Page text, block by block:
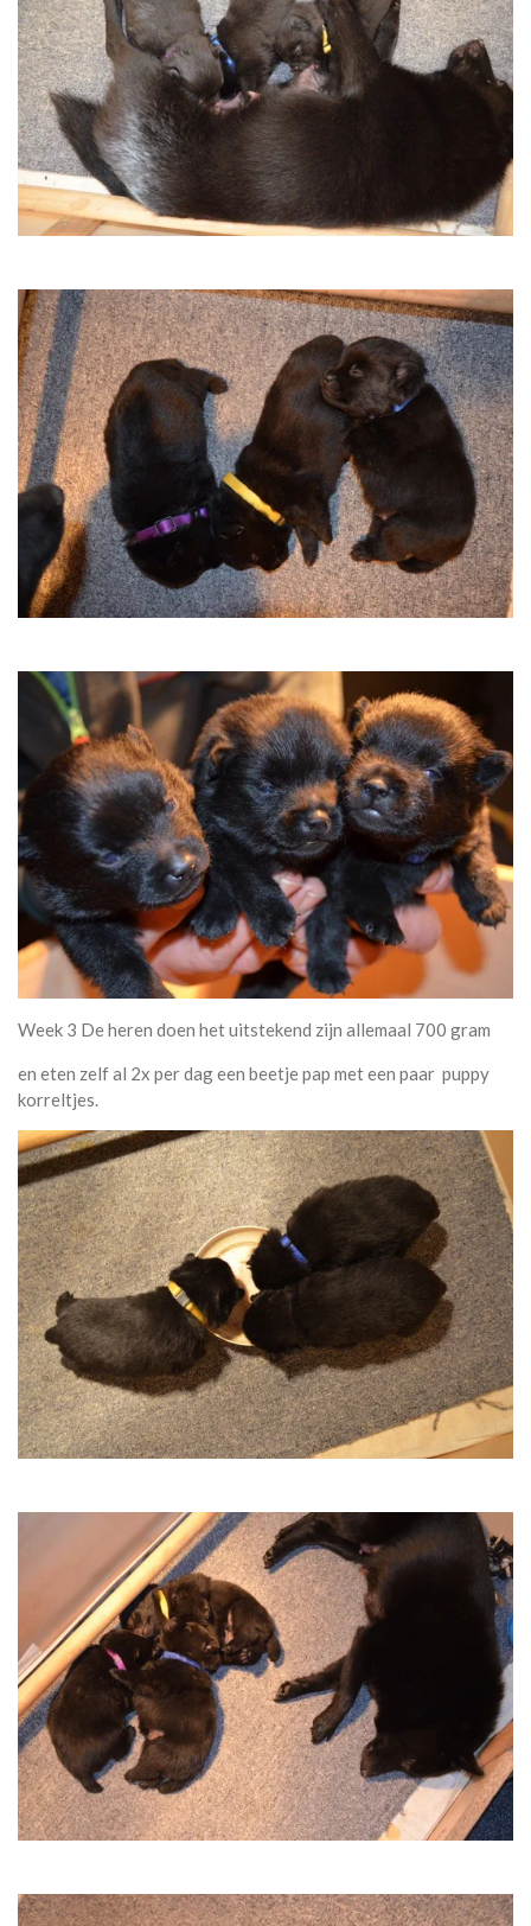
Week 3 De heren doen het uitstekend zijn allemaal 700 gram
en eten zelf al 2x per dag een beetje pap met een paar puppy
korreltjes.